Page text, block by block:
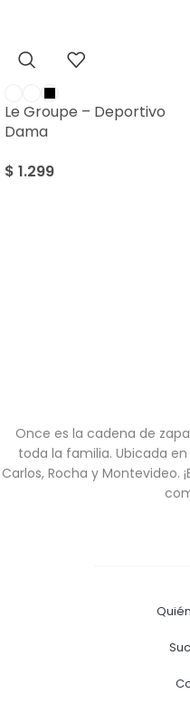
Le Groupe – Deportivo
Dama
$ 1.299
Once es la cadena de
toda la familia. Ubicada en
Carlos, Rocha y Montevideo.